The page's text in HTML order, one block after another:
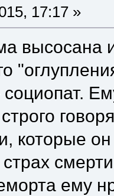
17:17 »
высосана
строго
которые
ему